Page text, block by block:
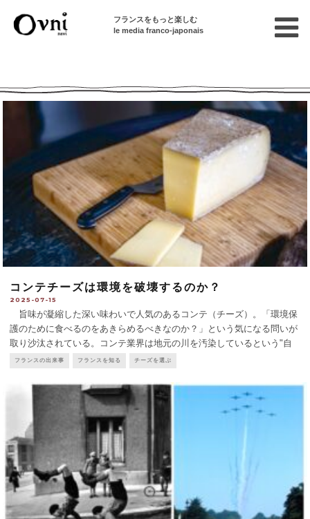
フランスをもっと楽しむ
le media franco-japonais
コンテチーズは環境を破壊するのか？
2025-07-15
旨味が凝縮した深い味わいで人気のあるコンテ（チーズ）。「環境保
護のために食べるのをあきらめるべきなのか？」という気になる問いが
取り沙汰されている。コンテ業界は地元の川を汚染しているという"自
然主義者" ピエール・リゴー氏のラジオ番組での発言を、5月10日付フ
フランスの出来事 フランスを知る チーズを選ぶ